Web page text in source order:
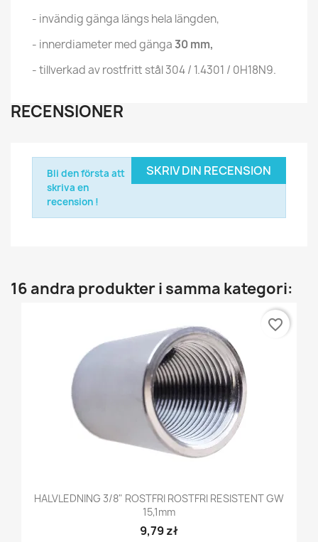
- invändig gänga längs hela längden,
- innerdiameter med gänga30 mm,
- tillverkad av rostfritt stål 304 / 1.4301 / 0H18N9.
RECENSIONER
SKRIV DIN RECENSION
Bli den första att
skriva en
recension !
16 andra produkter i samma kategori:
HALVLEDNING 3/8" ROSTFRI ROSTFRI RESISTENT GW
15,1mm
9,79 zł
favorite_border